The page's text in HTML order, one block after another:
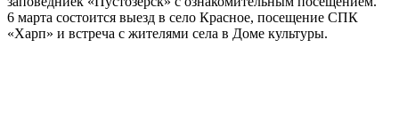
6 марта состоится выезд в село Красное, посещение СПК
«Харп» и встреча с жителями села в Доме культуры.